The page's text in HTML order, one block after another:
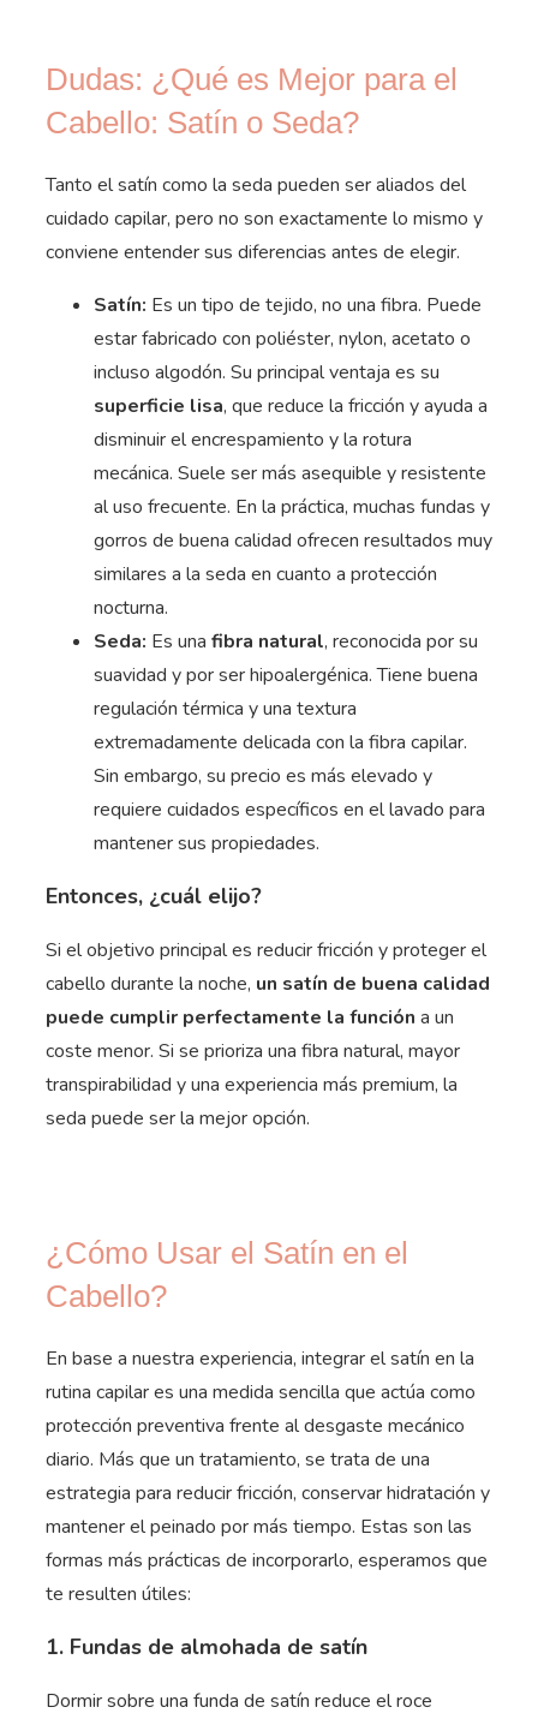
Dudas: ¿Qué es Mejor para el
Cabello: Satín o Seda?
Tanto el satín como la seda pueden ser aliados del
cuidado capilar, pero no son exactamente lo mismo y
conviene entender sus diferencias antes de elegir.
Satín: Es un tipo de tejido, no una fibra. Puede
estar fabricado con poliéster, nylon, acetato o
incluso algodón. Su principal ventaja es su
superficie lisa, que reduce la fricción y ayuda a
disminuir el encrespamiento y la rotura
mecánica. Suele ser más asequible y resistente
al uso frecuente. En la práctica, muchas fundas y
gorros de buena calidad ofrecen resultados muy
similares a la seda en cuanto a protección
nocturna.
Seda: Es una fibra natural, reconocida por su
suavidad y por ser hipoalergénica. Tiene buena
regulación térmica y una textura
extremadamente delicada con la fibra capilar.
Sin embargo, su precio es más elevado y
requiere cuidados específicos en el lavado para
mantener sus propiedades.
Entonces, ¿cuál elijo?
Si el objetivo principal es reducir fricción y proteger el
cabello durante la noche, un satín de buena calidad
puede cumplir perfectamente la función a un
coste menor. Si se prioriza una fibra natural, mayor
transpirabilidad y una experiencia más premium, la
seda puede ser la mejor opción.
¿Cómo Usar el Satín en el
Cabello?
En base a nuestra experiencia, integrar el satín en la
rutina capilar es una medida sencilla que actúa como
protección preventiva frente al desgaste mecánico
diario. Más que un tratamiento, se trata de una
estrategia para reducir fricción, conservar hidratación y
mantener el peinado por más tiempo. Estas son las
formas más prácticas de incorporarlo, esperamos que
te resulten útiles:
1. Fundas de almohada de satín
Dormir sobre una funda de satín reduce el roce